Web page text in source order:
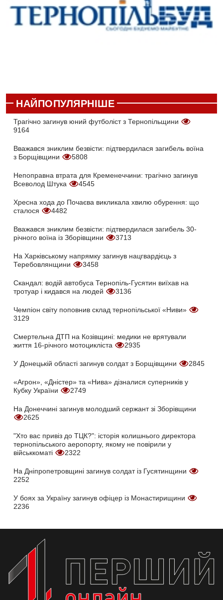
НАЙПОПУЛЯРНІШЕ
Трагічно загинув юний футболіст з Тернопільщини
9164
Вважався зниклим безвісти: підтвердилася загибель воїна
з Борщівщини
5808
Непоправна втрата для Кременеччини: трагічно загинув
Всеволод Штука
4545
Хресна хода до Почаєва викликала хвилю обурення: що
сталося
4482
Вважався зниклим безвісти: підтвердилася загибель 30-
річного воїна із Зборівщини
3713
На Харківському напрямку загинув нацгвардієць з
Теребовлянщини
3458
Скандал: водій автобуса Тернопіль-Гусятин виїхав на
тротуар і кидався на людей
3136
Чемпіон світу поповнив склад тернопільської «Ниви»
3129
Смертельна ДТП на Козівщині: медики не врятували
життя 16-річного мотоцикліста
2935
У Донецькій області загинув солдат з Борщівщини 2845
«Агрон», «Дністер» та «Нива» дізналися суперників у
Кубку України
2749
На Донеччині загинув молодший сержант зі Зборівщини
2625
"Хто вас привіз до ТЦК?": історія колишнього директора
тернопільського аеропорту, якому не повірили у
військкоматі
2322
На Дніпропетровщині загинув солдат із Гусятинщини
2252
У боях за Україну загинув офіцер із Монастирищини
2236